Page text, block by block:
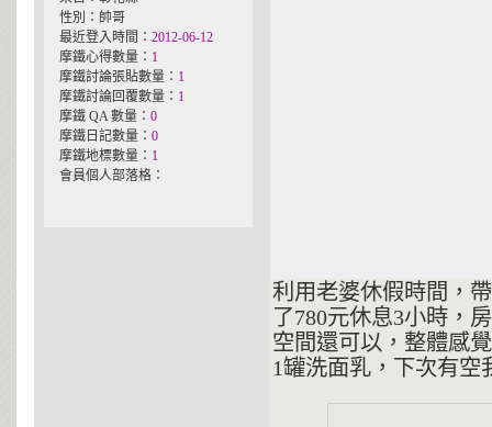
性別：帥哥
最近登入時間： 2012-06-12
摩鐵心得數量： 1
摩鐵討論張貼數量： 1
摩鐵討論回覆數量： 1
摩鐵 QA 數量： 0
摩鐵日記數量： 0
摩鐵地標數量： 1
會員個人部落格：
利用老婆休假時間，
了780元休息3小時，
空間還可以，整體感
1罐洗面乳，下次有空